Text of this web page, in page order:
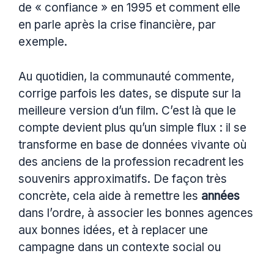
de « confiance » en 1995 et comment elle
en parle après la crise financière, par
exemple.
Au quotidien, la communauté commente,
corrige parfois les dates, se dispute sur la
meilleure version d’un film. C’est là que le
compte devient plus qu’un simple flux : il se
transforme en base de données vivante où
des anciens de la profession recadrent les
souvenirs approximatifs. De façon très
concrète, cela aide à remettre les années
dans l’ordre, à associer les bonnes agences
aux bonnes idées, et à replacer une
campagne dans un contexte social ou